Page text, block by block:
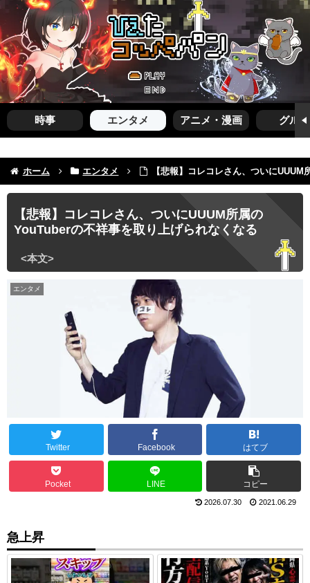
時事 エンタメ アニメ・漫画 グルメ
ホーム エンタメ 【悲報】コレコレさん、ついに
【悲報】コレコレさん、ついにUUUM所属の
YouTuberの不祥事を取り上げられなくなる
エンタメ
Twitter Facebook はてブ
Pocket LINE コピー
2026.07.30 2021.06.29
急上昇